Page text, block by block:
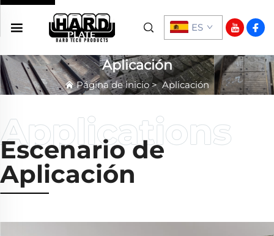
ES
Aplicación
Página de inicio>Aplicación
Escenario de
Aplicación